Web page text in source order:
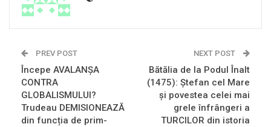
PREV POST
Începe AVALANȘA
CONTRA
GLOBALISMULUI?
Trudeau DEMISIONEAZĂ
din funcția de prim-
NEXT POST
Bătălia de la Podul Înalt
(1475): Ștefan cel Mare
și povestea celei mai
grele înfrângeri a
TURCILOR din istoria